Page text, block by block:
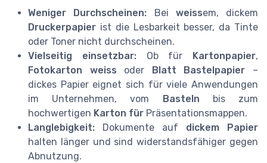
Weniger Durchscheinen: Bei weissem, dickem
Druckerpapier ist die Lesbarkeit besser, da Tinte
oder Toner nicht durchscheinen.
Vielseitig einsetzbar:Ob für Kartonpapier,
Fotokarton weiss oder Blatt Bastelpapier –
dickes Papier eignet sich für viele Anwendungen
im Unternehmen, vom Basteln bis zum
hochwertigen Karton für Präsentationsmappen.
Langlebigkeit: Dokumente auf dickem Papier
halten länger und sind widerstandsfähiger gegen
Abnutzung.